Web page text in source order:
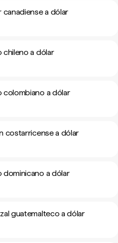
a dólar
chileno a dólar
colombiano a dólar
costarricense a dólar
a dólar
guatemalteco a dólar